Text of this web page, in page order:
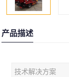
产品描述
技术解决方案